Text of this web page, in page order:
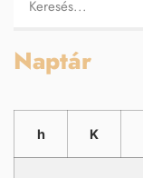
Naptár
h K